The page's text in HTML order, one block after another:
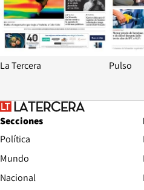
La Tercera Pulso
Secciones
Política
Mundo
Nacional